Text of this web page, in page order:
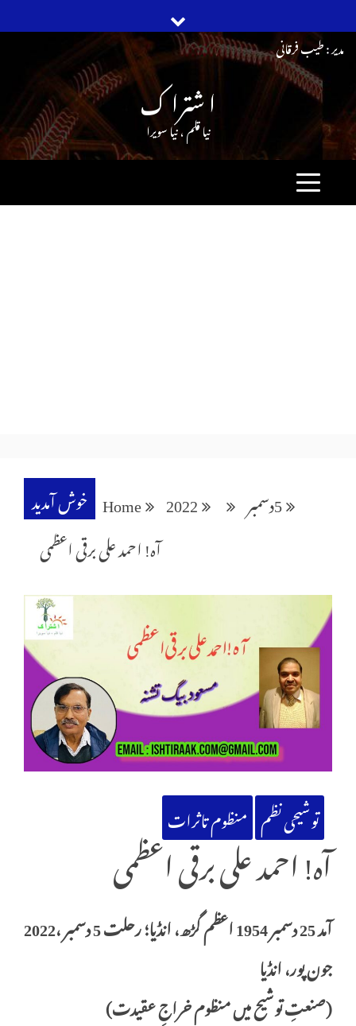
content
مدیر : طیب فرقانی
ا شترا ک
نیا قلم ، نیا سویرا
خوش آمدید Home 2022 دسمبر5
آہ! احمد علی برقی اعظمی
توشیحی نظم منظوم تاثرات
آہ! احمد علی برقی اعظمی
آمد 25 دسمبر 1954 اعظم گڑھ، انڈیا؛ رحلت 5 دسمبر ،2022
جون پور، انڈیا
(صنعتِ توشیح میں منظوم خراجِ عقیدت)